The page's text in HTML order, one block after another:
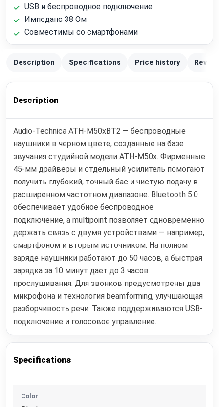
USB и беспроводное подключение
Импеданс 38 Ом
Совместимы со смартфонами
Description Specifications Price history
Description
Audio-Technica ATH-M50xBT2 — беспроводные
наушники в черном цвете, созданные на базе
звучания студийной модели ATH-M50x. Фирменные
45-мм драйверы и отдельный усилитель помогают
получить глубокий, точный бас и чистую подачу в
расширенном частотном диапазоне. Bluetooth 5.0
обеспечивает удобное беспроводное
подключение, а multipoint позволяет одновременно
держать связь с двумя устройствами — например,
смартфоном и вторым источником. На полном
заряде наушники работают до 50 часов, а быстрая
зарядка за 10 минут дает до 3 часов
прослушивания. Для звонков предусмотрены два
микрофона и технология beamforming, улучшающая
разборчивость речи. Также поддерживаются USB-
подключение и голосовое управление.
Specifications
Color